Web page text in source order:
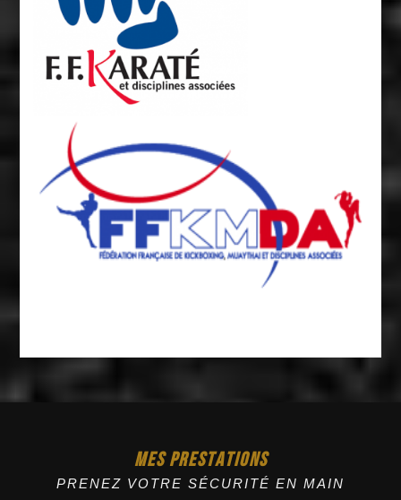
MES PRESTATIONS
PRENEZ VOTRE SÉCURITÉ EN MAIN